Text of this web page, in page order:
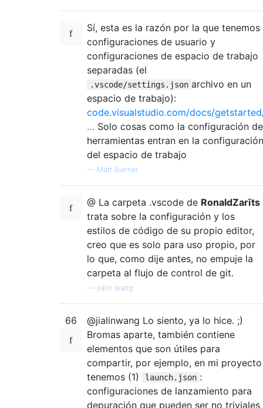
Sí, esta es la razón por la que tenemos
configuraciones de usuario y
configuraciones de espacio de trabajo
separadas (el
.vscode/settings.json archivo en un
espacio de trabajo):
code.visualstudio.com/docs/
… Solo cosas como la configuración de
herramientas entran en la configuración
del espacio de trabajo
— Matt Bierner
@ La carpeta .vscode de RonaldZarīts
trata sobre la configuración y los
estilos de código de su propio editor,
creo que es solo para uso propio, por
lo que, como dije antes, no empuje la
carpeta al flujo de control de git.
jialin wang
66
@jialinwang Lo siento, ya lo hice. ;)
Bromas aparte, también contiene
elementos que son útiles para
compartir, por ejemplo, en mi proyecto
tenemos (1)
launch.json :
configuraciones de lanzamiento para
depuración que pueden ser no triviales